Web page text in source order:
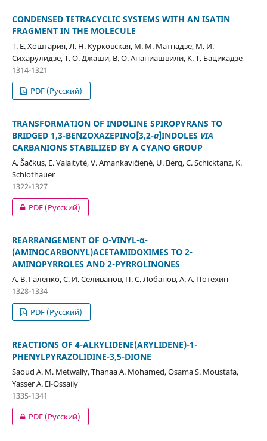
CONDENSED TETRACYCLIC SYSTEMS WITH AN ISATIN
FRAGMENT IN THE MOLECULE
Т. Е. Хоштария, Л. Н. Курковская, М. М. Матнадзе, М. И.
Сихарулидзе, Т. О. Джаши, В. О. Ананиашвили, К. Т. Бацикадзе
1314-1321
PDF (Русский)
TRANSFORMATION OF INDOLINE SPIROPYRANS TO
BRIDGED 1,3-BENZOXAZEPINO[3,2-a]INDOLES VIA
CARBANIONS STABILIZED BY A CYANO GROUP
A. Šačkus, E. Valaitytė, V. Amankavičienė, U. Berg, C. Schicktanz, K.
Schlothauer
1322-1327
PDF (Русский)
REARRANGEMENT OF O-VINYL-α-
(AMINOCARBONYL)ACETAMIDOXIMES TO 2-
AMINOPYRROLES AND 2-PYRROLINONES
А. В. Галенко, С. И. Селиванов, П. С. Лобанов, А. А. Потехин
1328-1334
PDF (Русский)
REACTIONS OF 4-ALKYLIDENE(ARYLIDENE)-1-
PHENYLPYRAZOLIDINE-3,5-DIONE
Saoud A. M. Metwally, Thanaa A. Mohamed, Osama S. Moustafa,
Yasser A. El-Ossaily
1335-1341
PDF (Русский)